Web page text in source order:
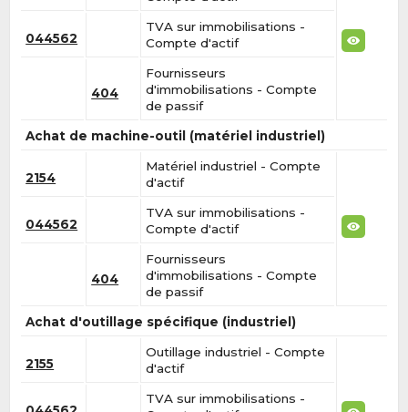
044562
TVA sur immobilisations -
Compte d'actif
404
Fournisseurs
d'immobilisations - Compte
de passif
Achat de machine-outil (matériel industriel)
2154
Matériel industriel - Compte
d'actif
044562
TVA sur immobilisations -
Compte d'actif
404
Fournisseurs
d'immobilisations - Compte
de passif
Achat d'outillage spécifique (industriel)
2155
Outillage industriel - Compte
d'actif
TVA sur immobilisations -